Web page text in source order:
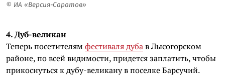
© ИА «Версия-Саратов»
4. Дуб-великан
Теперь посетителямфестиваля дубав Лысогорском
районе, по всей видимости, придется заплатить, чтобы
прикоснуться к дубу-великану в поселке Барсучий.